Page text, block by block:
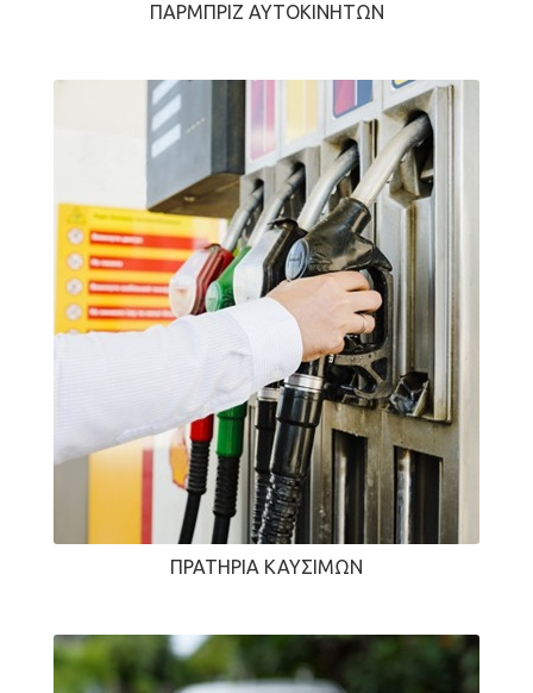
ΠΑΡΜΠΡΊΖ ΑΥΤΟΚΙΝΉΤΩΝ
ΠΡΑΤΉΡΙΑ ΚΑΥΣΊΜΩΝ